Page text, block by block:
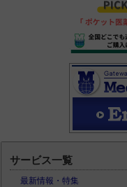
サービス一覧
最新情報・特集